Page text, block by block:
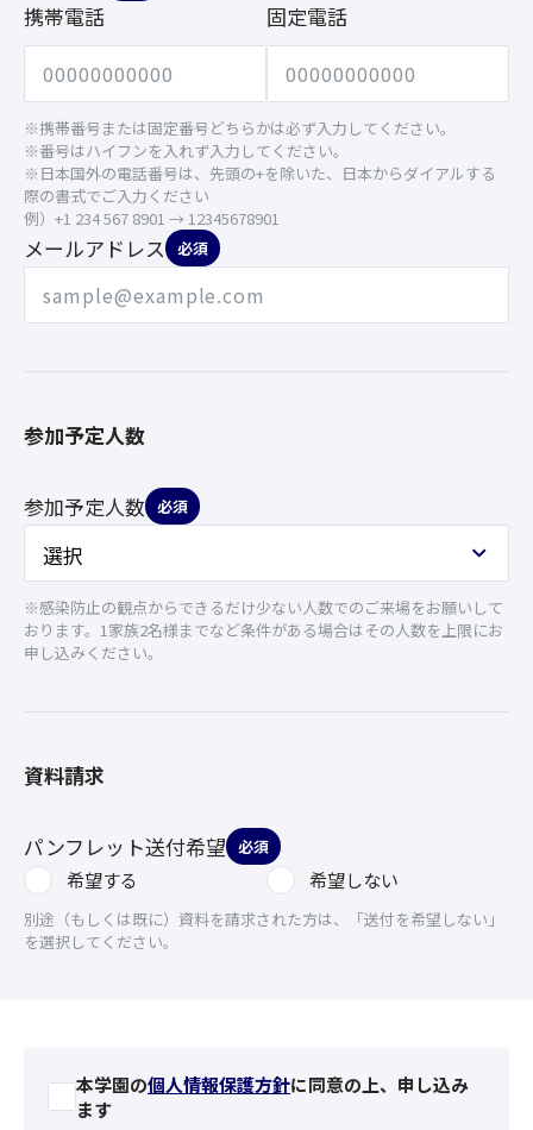
携帯電話 固定電話
※携帯番号または固定番号どちらかは必ず入力してください。
※番号はハイフンを入れず入力してください。
※日本国外の電話番号は、先頭の+を除いた、日本からダイアルする
際の書式でご入力ください
例）+1 234 567 8901 → 12345678901
メールアドレス 必須
参加予定人数
参加予定人数 必須
※感染防止の観点からできるだけ少ない人数でのご来場をお願いして
おります。1家族2名様までなど条件がある場合はその人数を上限にお
申し込みください。
資料請求
パンフレット送付希望 必須
希望する 希望しない
別途（もしくは既に）資料を請求された方は、「送付を希望しない」
を選択してください。
本学園の個人情報保護方針に同意の上、申し込み
ます